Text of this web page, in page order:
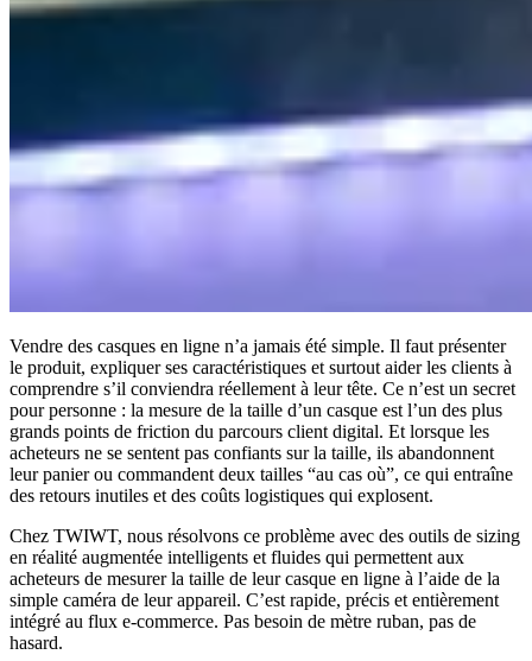
Vendre des casques en ligne n’a jamais été simple. Il faut présenter
le produit, expliquer ses caractéristiques et surtout aider les clients à
comprendre s’il conviendra réellement à leur tête. Ce n’est un secret
pour personne : la mesure de la taille d’un casque est l’un des plus
grands points de friction du parcours client digital. Et lorsque les
acheteurs ne se sentent pas confiants sur la taille, ils abandonnent
leur panier ou commandent deux tailles “au cas où”, ce qui entraîne
des retours inutiles et des coûts logistiques qui explosent.
Chez TWIWT, nous résolvons ce problème avec des outils de sizing
en réalité augmentée intelligents et fluides qui permettent aux
acheteurs de mesurer la taille de leur casque en ligne à l’aide de la
simple caméra de leur appareil. C’est rapide, précis et entièrement
intégré au flux e-commerce. Pas besoin de mètre ruban, pas de
hasard.